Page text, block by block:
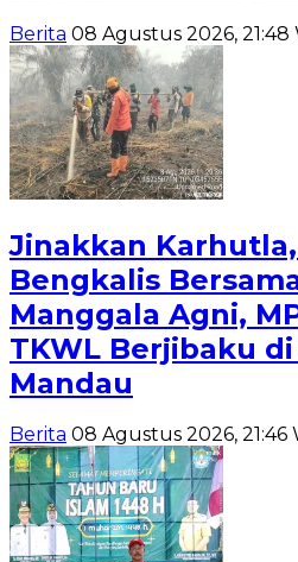
Berita 08 Agustus 2026, 21:48
Jinakkan
Bengkalis
Manggala Agni,
TKWL Berjibaku
Mandau
Berita 08 Agustus 2026, 21:46